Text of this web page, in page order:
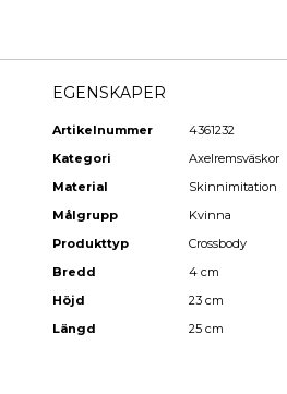
EGENSKAPER
Artikelnummer
4361232
Kategori
Axelremsväskor
Material
Skinnimitation
Målgrupp
Kvinna
Produkttyp
Crossbody
Bredd
4 cm
Höjd
23 cm
Längd
25 cm